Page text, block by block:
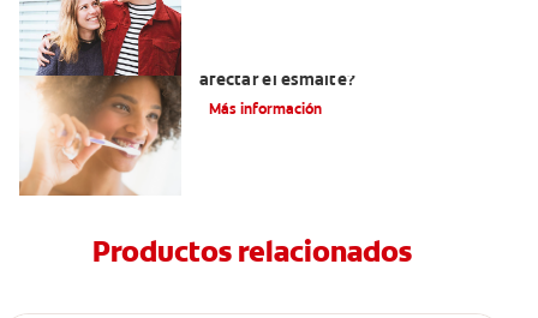
afectar el esmalte?
Más información
Productos relacionados